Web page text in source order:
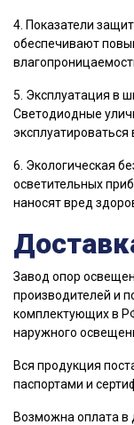
4. Показатели
обеспечивают
5. Эксплуатация в
Светодиодные
эксплуатироваться
6. Экологическая
осветительных
наносят вред
Завод опор
производителей и
комплектующих в
наружного
Вся продукция
паспортами и
Возможна оплата в